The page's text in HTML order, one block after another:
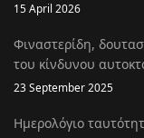
15 April 2026
Φιναστερίδη,
του κίνδυνου
23 September 2025
Ημερολόγιο